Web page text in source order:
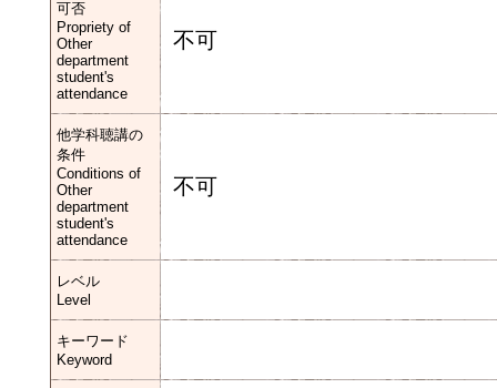
可否
Propriety of
Other
department
student's
attendance
不可
他学科聴講の
条件
Conditions of
Other
department
student's
attendance
不可
レベル
Level
キーワード
Keyword